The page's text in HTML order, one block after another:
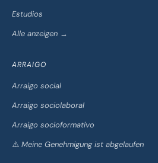
Estudios
Alle anzeigen →
ARRAIGO
Arraigo social
Arraigo sociolaboral
Arraigo socioformativo
⚠️ Meine Genehmigung ist abgelaufen